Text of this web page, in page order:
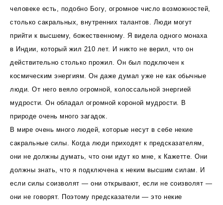
человеке есть, подобно Богу, огромное число возможностей,
столько сакральных, внутренних талантов. Люди могут
прийти к высшему, божественному. Я видела одного монаха
в Индии, который жил 210 лет. И никто не верил, что он
действительно столько прожил. Он был подключен к
космическим энергиям. Он даже думал уже не как обычные
люди. От него веяло огромной, колоссальной энергией
мудрости. Он обладал огромной короной мудрости. В
природе очень много загадок.
В мире очень много людей, которые несут в себе некие
сакральные силы. Когда люди приходят к предсказателям,
они не должны думать, что они идут ко мне, к Кажетте. Они
должны знать, что я подключена к неким высшим силам. И
если силы соизволят — они открывают, если не соизволят —
они не говорят. Поэтому предсказатели — это некие